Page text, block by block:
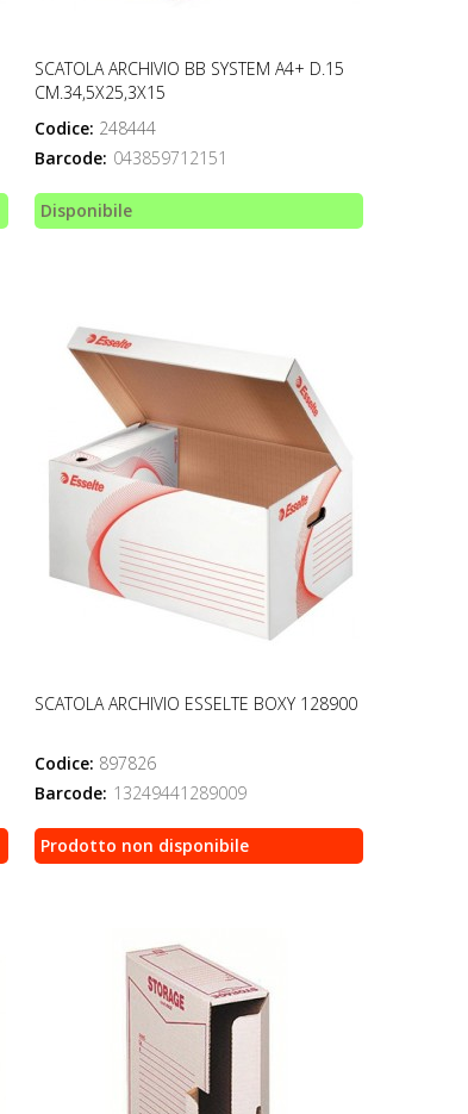
SCATOLA ARCHIVIO BB SYSTEM A4+ D.15
CM.34,5X25,3X15
Codice: 248444
Barcode: 043859712151
Disponibile
SCATOLA ARCHIVIO ESSELTE BOXY 128900
Codice: 897826
Barcode: 13249441289009
Prodotto non disponibile